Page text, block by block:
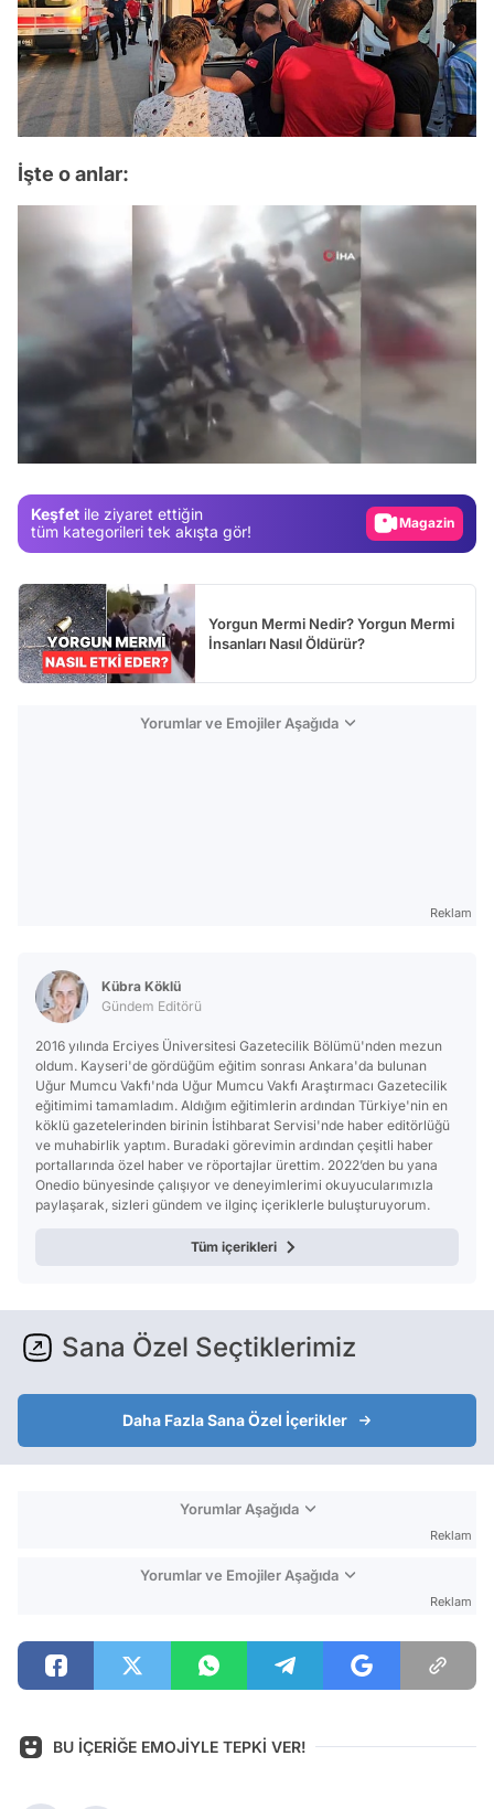
İşte o anlar:
Keşfet ile ziyaret ettiğin
tüm kategorileri tek akışta gör!
Magazin
Video
Test
Yorgun Mermi Nedir? Yorgun Mermi
İnsanları Nasıl Öldürür?
Yorumlar ve Emojiler Aşağıda
Reklam
Kübra Köklü
Gündem Editörü
2016 yılında Erciyes Üniversitesi Gazetecilik Bölümü'nden mezun
oldum. Kayseri'de gördüğüm eğitim sonrası Ankara'da bulunan
Uğur Mumcu Vakfı'nda Uğur Mumcu Vakfı Araştırmacı Gazetecilik
eğitimimi tamamladım. Aldığım eğitimlerin ardından Türkiye'nin en
köklü gazetelerinden birinin İstihbarat Servisi'nde haber editörlüğü
ve muhabirlik yaptım. Buradaki görevimin ardından çeşitli haber
portallarında özel haber ve röportajlar ürettim. 2022’den bu yana
Onedio bünyesinde çalışıyor ve deneyimlerimi okuyucularımızla
paylaşarak, sizleri gündem ve ilginç içeriklerle buluşturuyorum.
Tüm içerikleri
Sana Özel Seçtiklerimiz
Daha Fazla Sana Özel İçerikler
Yorumlar Aşağıda
Reklam
Yorumlar ve Emojiler Aşağıda
Reklam
BU İÇERİĞE EMOJİYLE TEPKİ VER!